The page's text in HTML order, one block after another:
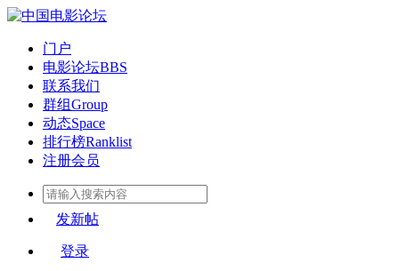
门户
电影论坛BBS
联系我们
群组Group
动态Space
排行榜Ranklist
注册会员
发新帖
登录